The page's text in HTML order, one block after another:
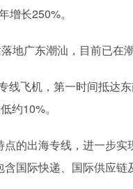
长250%。
广东潮汕，目前已在
飞机，第一时间抵达
约10%。
的出海专线，进一步
国际快递、国际供应